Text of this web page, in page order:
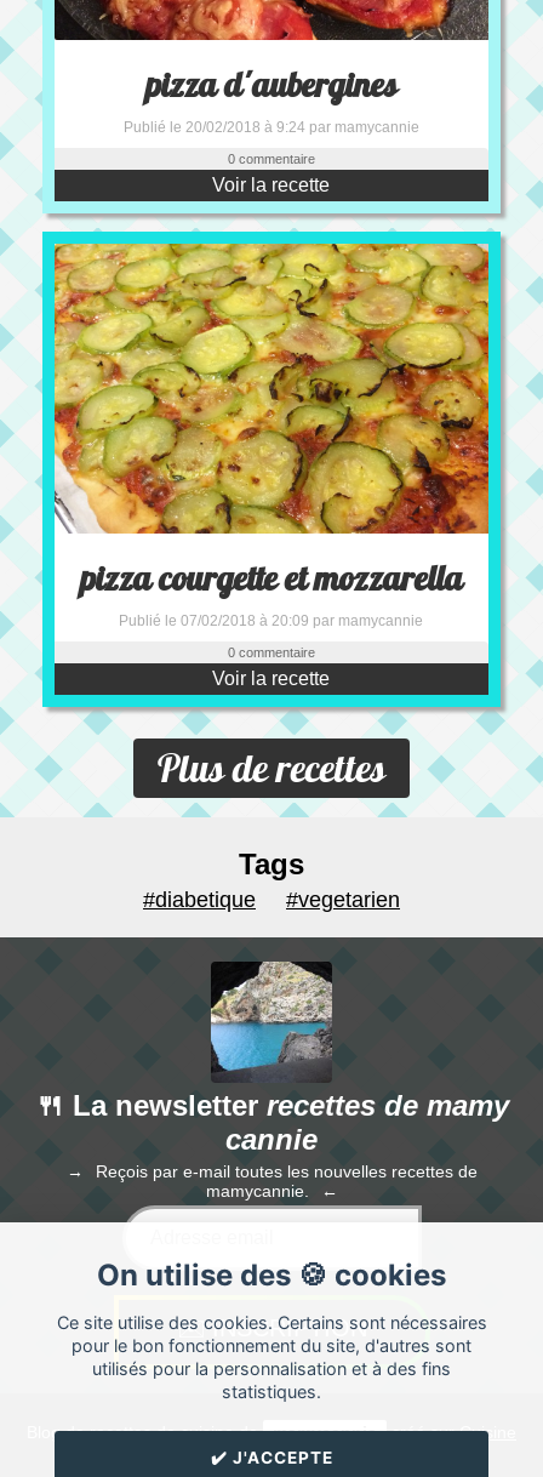
pizza d'aubergines
Publié le 20/02/2018 à 9:24 par mamycannie
0 commentaire
Voir la recette
pizza courgette et mozzarella
Publié le 07/02/2018 à 20:09 par mamycannie
0 commentaire
Voir la recette
Plus de recettes
Tags
#diabetique #vegetarien
On utilise des 🍪 cookies
Ce site utilise des cookies. Certains sont nécessaires
pour le bon fonctionnement du site, d'autres sont
utilisés pour la personnalisation et à des fins
statistiques.
✔️ J'ACCEPTE
🍴 La newsletter recettes de mamy
cannie
Reçois par e-mail toutes les nouvelles recettes de
mamycannie.
Blog de recettes de cuisine de mamycannie créé surCuisine
RSS ⁄Réglage des cookies